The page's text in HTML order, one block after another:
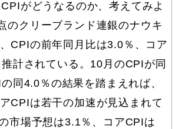
がどうなるのか、考えてみよ
のクリーブランド連銀のナウキ
CPIの前年同月比は3.0％、コア
計されている。10月のCPIが同
同4.0％の結果を踏まえれば、
CPIは若干の加速が見込まれて
市場予想は3.1％、コアCPIは